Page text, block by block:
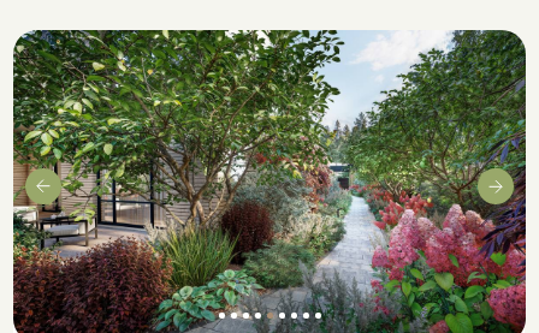
Не знаетес чего начать
Вы не так давно интересуетесь
ландшафтным дизайном, хотите
глубже погрузиться в эту сферу,
но не знаете с чего начать, когда
вокруг так много информации.